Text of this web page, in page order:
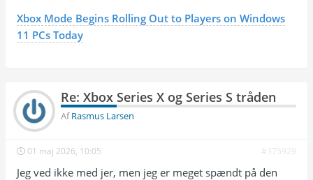
Xbox Mode Begins Rolling Out to Players on Windows
11 PCs Today
Re: Xbox Series X og Series S tråden
AfRasmus Larsen
01 maj 2026, 10:05 #375929
Jeg ved ikke med jer, men jeg er meget spændt på den